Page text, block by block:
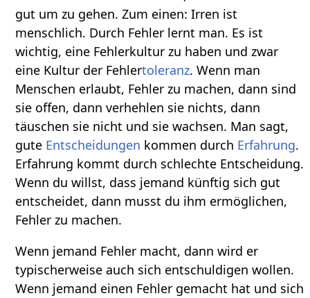
gut um zu gehen. Zum einen: Irren ist
menschlich. Durch Fehler lernt man. Es ist
wichtig, eine Fehlerkultur zu haben und zwar
eine Kultur der Fehlertoleranz. Wenn man
Menschen erlaubt, Fehler zu machen, dann sind
sie offen, dann verhehlen sie nichts, dann
täuschen sie nicht und sie wachsen. Man sagt,
gute Entscheidungen kommen durch Erfahrung.
Erfahrung kommt durch schlechte Entscheidung.
Wenn du willst, dass jemand künftig sich gut
entscheidet, dann musst du ihm ermöglichen,
Fehler zu machen.
Wenn jemand Fehler macht, dann wird er
typischerweise auch sich entschuldigen wollen.
Wenn jemand einen Fehler gemacht hat und sich